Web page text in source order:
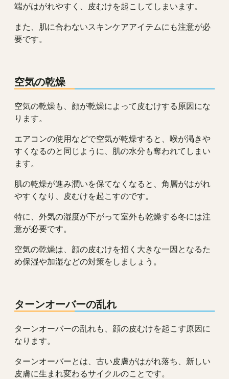
端がはがれやすく、皮むけを起こしてしまいます。
また、肌に合わないスキンケアアイテムにも注意が必
要です。
空気の乾燥
空気の乾燥も、顔が乾燥によって皮むけする原因にな
ります。
エアコンの使用などで空気が乾燥すると、喉が渇きや
すくなるのと同じように、肌の水分も奪われてしまい
ます。
肌の乾燥が進み潤いを保てなくなると、角層がはがれ
やすくなり、皮むけを起こすのです。
特に、外気の湿度が下がって室外も乾燥する冬には注
意が必要です。
空気の乾燥は、顔の皮むけを招く大きな一因となるた
め保湿や加湿などの対策をしましょう。
ターンオーバーの乱れ
ターンオーバーの乱れも、顔の皮むけを起こす原因に
なります。
ターンオーバーとは、古い皮膚がはがれ落ち、新しい
皮膚に生まれ変わるサイクルのことです。